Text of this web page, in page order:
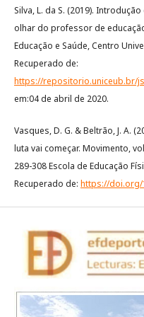
Silva, L. da S. (2019).
olhar do professor de
Educação e Saúde, Centro
Recuperado de:
https://repositorio.uniceub.br/
em:04 de abril de 2020.
Vasques, D. G. & Beltrão, J. A.
luta vai começar. Movimento,
289-308 Escola de Educação
Recuperado de: https://doi.org/